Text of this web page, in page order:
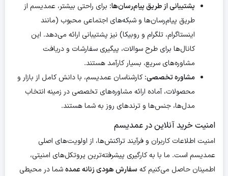
پشتیبانی از طریق پیام‌رسان‌ها: برای راحتی بیشتر، عمدیسم از
طریق پیام‌رسان‌ها و شبکه‌های اجتماعی محبوب (مانند
اینستاگرام، تلگرام و روبیکا) نیز پشتیبانی ارائه می‌دهد. این
کانال‌ها برای طرح سوالات، پیگیری سفارشات و دریافت
مشاوره‌های سریع، بسیار کارآمد هستند.
مشاوره تخصصی:کارشناسان عمدیسم، با دانش کامل از بازار و
محصولات، آماده ارائه مشاوره‌های تخصصی در زمینه انتخاب
مدل‌ها، جنس‌ها و ترندهای روز به شما هستند.
امنیت خرید آنلاین در عمدیسم
امنیت اطلاعات کاربران و فرآیند تراکنش‌ها، از اولویت‌های اصلی
عمدیسم است. ما با به کارگیری پیشرفته‌ترین پروتکل‌های امنیتی،
اطمینان حاصل می‌کنیم که سفارش هودی زنانه عمدهشما در محیطی